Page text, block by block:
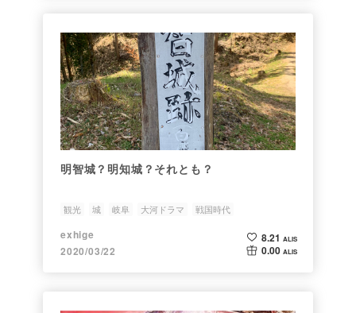
明智城？明知城？それとも？
観光 城 岐阜 大河ドラマ 戦国時代
exhige
2020/03/22
8.21 ALIS
0.00 ALIS